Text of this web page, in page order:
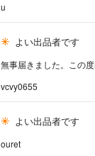
u
よい出品者です
無事届きました。この
vcvy0655
よい出品者です
ouret